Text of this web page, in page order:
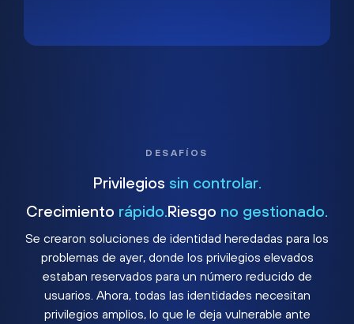
DESAFÍOS
Privilegios sin controlar.
Crecimiento rápido. Riesgo no gestionado.
Se crearon soluciones de identidad heredadas para los
problemas de ayer, donde los privilegios elevados
estaban reservados para un número reducido de
usuarios. Ahora, todas las identidades necesitan
privilegios amplios, lo que le deja vulnerable ante